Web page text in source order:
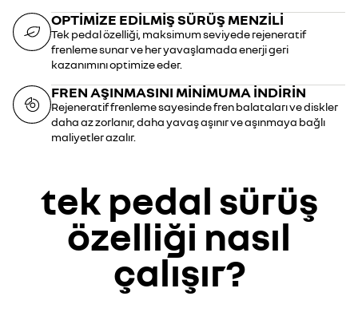
OPTIMIZE EDILMIŞ SÜRÜŞ MENZILI
Tek pedal özelliği, maksimum seviyede rejeneratif
frenleme sunar ve her yavaşlamada enerji geri
kazanımını optimize eder.
FREN AŞINMASINI MINIMUMA INDIRIN
Rejeneratif frenleme sayesinde fren balataları ve diskler
daha az zorlanır, daha yavaş aşınır ve aşınmaya bağlı
maliyetler azalır.
tek pedal sürüş
özelliği nasıl
çalışır?